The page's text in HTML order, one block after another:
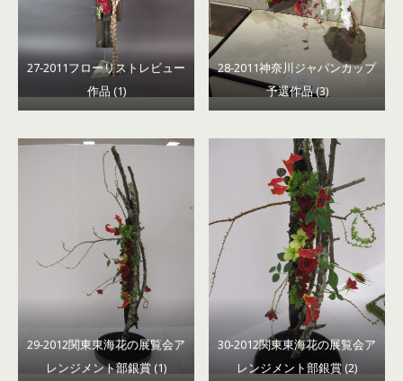
27-2011フローリストレビュー
作品 (1)
28-2011神奈川ジャパンカップ
予選作品 (3)
29-2012関東東海花の展覧会ア
レンジメント部銀賞 (1)
30-2012関東東海花の展覧会ア
レンジメント部銀賞 (2)